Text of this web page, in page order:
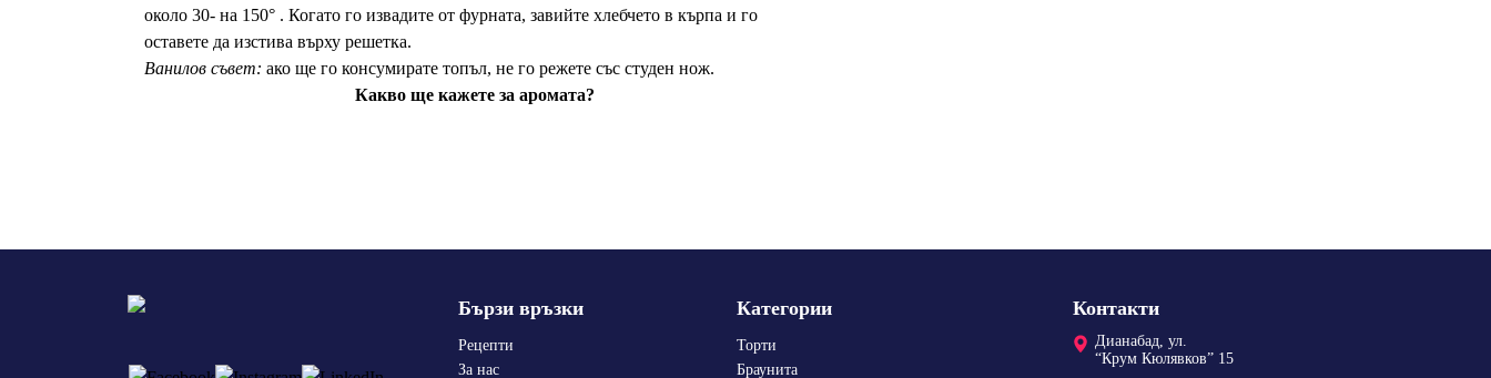
около 30- на 150° . Когато го извадите от фурната, завийте хлебчето в кърпа и го
оставете да изстива върху решетка.
Ванилов съвет: ако ще го консумирате топъл, не го режете със студен нож.
Какво ще кажете за аромата?
Бързи връзки
Рецепти
За нас
Категории
Торти
Браунита
Контакти
Дианабад, ул.
“Крум Кюлявков” 15